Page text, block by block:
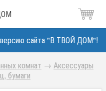
сайта "В ТВОЙ ДОМ"!
комнат → Аксессуары
бумаги